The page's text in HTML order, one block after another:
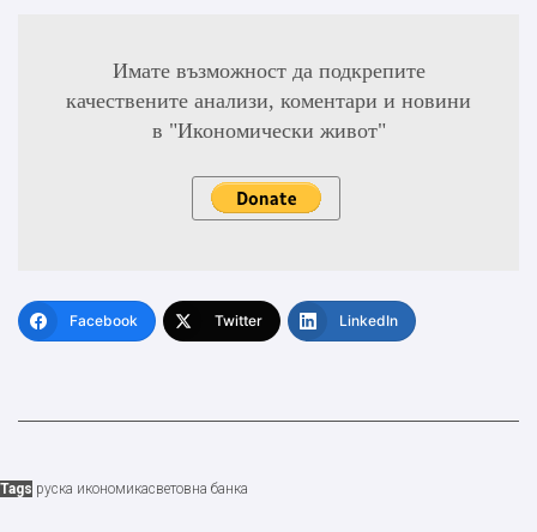
Имате възможност да подкрепите
качествените анализи, коментари и новини
в "Икономически живот"
Facebook Twitter LinkedIn
Tags руска икономикасветовна банка